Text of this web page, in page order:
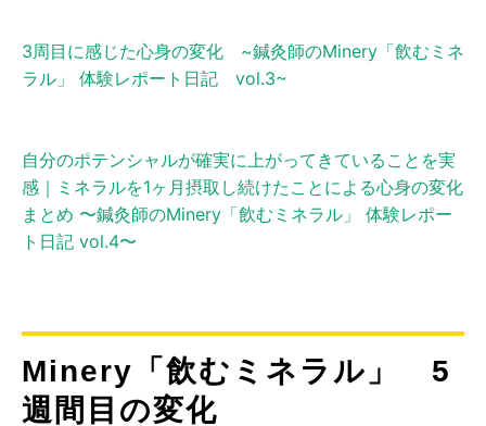
3周目に感じた心身の変化 ~鍼灸師のMinery「飲むミネ
ラル」 体験レポート日記 vol.3~
自分のポテンシャルが確実に上がってきていることを実
感｜ミネラルを1ヶ月摂取し続けたことによる心身の変化
まとめ 〜鍼灸師のMinery「飲むミネラル」 体験レポー
ト日記 vol.4〜
Minery「飲むミネラル」 5
週間目の変化